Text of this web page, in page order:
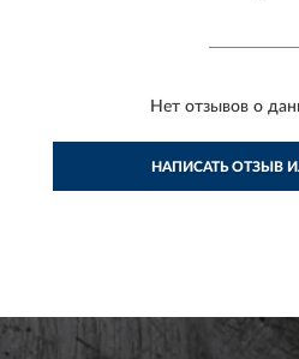
Нет отзывов о
НАПИСАТЬ ОТЗЫВ